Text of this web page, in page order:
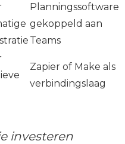
Planningssoftware
gekoppeld aan
Teams
Zapier of Make als
verbindingslaag
investeren